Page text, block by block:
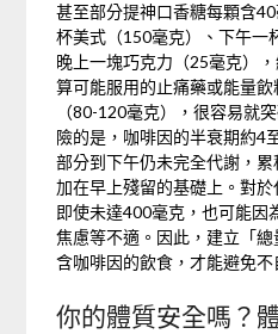
甚至部分提神口香糖每顆含
杯美式（150毫克）、下午一
晚上一塊巧克力（25毫克）
算可能服用的止痛藥或能量
（80-120毫克），很容易就
險的是，咖啡因的半衰期約4
部分到下午仍未完全代謝，
加在早上殘留的基礎上。對
即使未達400毫克，也可能因
焦慮等不適。因此，建立「
含咖啡因的飲食，才能避免不
你的體質安全嗎？